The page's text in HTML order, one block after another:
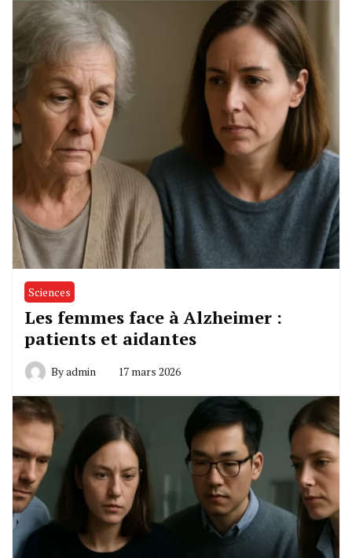
Sciences
Les femmes face à Alzheimer :
patients et aidantes
Byadmin 17 mars 2026